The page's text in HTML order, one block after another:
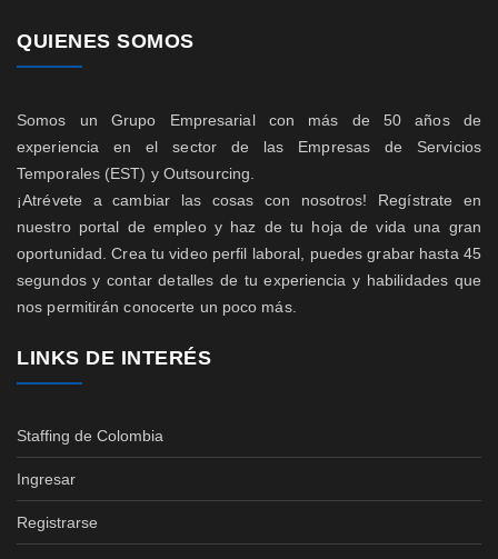
QUIENES SOMOS
Somos un Grupo Empresarial con más de 50 años de
experiencia en el sector de las Empresas de Servicios
Temporales (EST) y Outsourcing.
¡Atrévete a cambiar las cosas con nosotros! Regístrate en
nuestro portal de empleo y haz de tu hoja de vida una gran
oportunidad. Crea tu video perfil laboral, puedes grabar hasta 45
segundos y contar detalles de tu experiencia y habilidades que
nos permitirán conocerte un poco más.
LINKS DE INTERÉS
Staffing de Colombia
Ingresar
Registrarse